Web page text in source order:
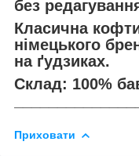
без
Класична
німецького
на ґудзиках.
Склад: 100%
Приховати